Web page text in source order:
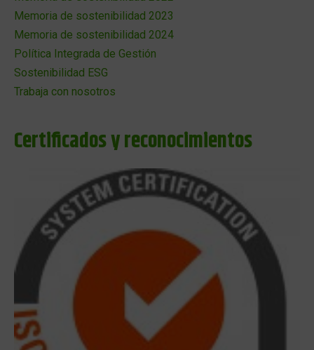
Memoria de sostenibilidad 2023
Memoria de sostenibilidad 2024
Política Integrada de Gestión
Sostenibilidad ESG
Trabaja con nosotros
Certificados y reconocimientos